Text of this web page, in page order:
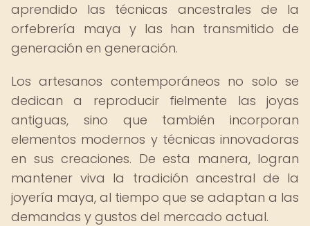
aprendido las técnicas ancestrales de la
orfebrería maya y las han transmitido de
generación en generación.
Los artesanos contemporáneos no solo se
dedican a reproducir fielmente las joyas
antiguas, sino que también incorporan
elementos modernos y técnicas innovadoras
en sus creaciones. De esta manera, logran
mantener viva la tradición ancestral de la
joyería maya, al tiempo que se adaptan a las
demandas y gustos del mercado actual.